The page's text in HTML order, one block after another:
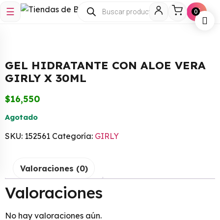
☰ 🛒
GEL HIDRATANTE CON ALOE VERA
GIRLY X 30ML
$16,550
Agotado
SKU: 152561 Categoría: GIRLY
Valoraciones (0)
Valoraciones
No hay valoraciones aún.
0